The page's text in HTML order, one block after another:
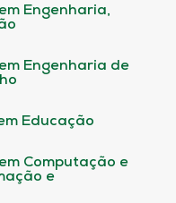
Engenharia,
Engenharia de
Educação
Computação e
e